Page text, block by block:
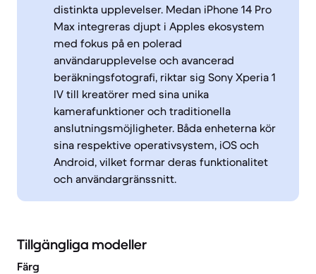
distinkta upplevelser. Medan iPhone 14 Pro
Max integreras djupt i Apples ekosystem
med fokus på en polerad
användarupplevelse och avancerad
beräkningsfotografi, riktar sig Sony Xperia 1
IV till kreatörer med sina unika
kamerafunktioner och traditionella
anslutningsmöjligheter. Båda enheterna kör
sina respektive operativsystem, iOS och
Android, vilket formar deras funktionalitet
och användargränssnitt.
Tillgängliga modeller
Färg